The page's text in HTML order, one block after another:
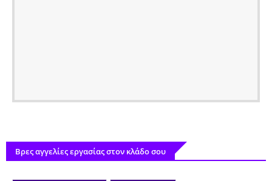
Βρες αγγελίες εργασίας στον κλάδο σου